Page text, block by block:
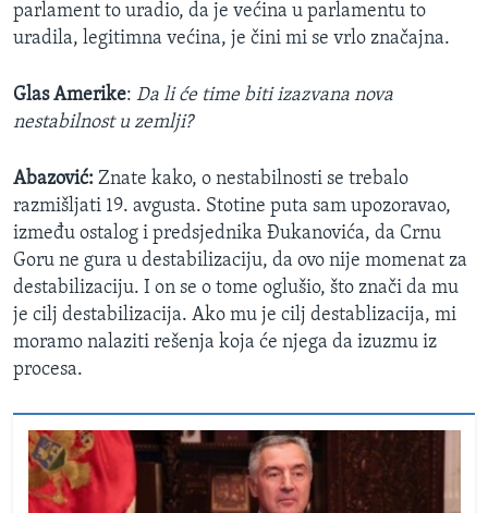
parlament to uradio, da je većina u parlamentu to
uradila, legitimna većina, je čini mi se vrlo značajna.
Glas Amerike: Da li će time biti izazvana nova
nestabilnost u zemlji?
Abazović: Znate kako, o nestabilnosti se trebalo
razmišljati 19. avgusta. Stotine puta sam upozoravao,
između ostalog i predsjednika Đukanovića, da Crnu
Goru ne gura u destabilizaciju, da ovo nije momenat za
destabilizaciju. I on se o tome oglušio, što znači da mu
je cilj destabilizacija. Ako mu je cilj destablizacija, mi
moramo nalaziti rešenja koja će njega da izuzmu iz
procesa.